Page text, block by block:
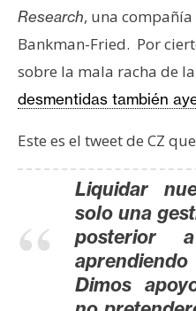
N
o
t
s
d
P
Research, una
Bankman-Fried. Por
sobre la mala racha de
desmentidas también
Este es el tweet de CZ
Liquidar
solo una
posterior
Dimos